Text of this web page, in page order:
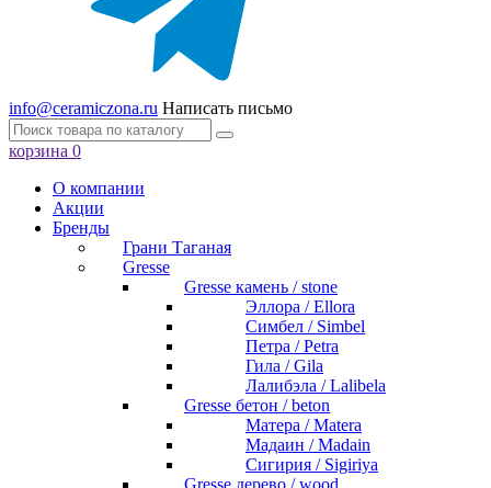
info@ceramiczona.ru Написать письмо
корзина 0
О компании
Акции
Бренды
Грани Таганая
Gresse
Gresse камень / stone
Эллора / Ellora
Симбел / Simbel
Петра / Petra
Гила / Gila
Лалибэла / Lalibela
Gresse бетон / beton
Матера / Matera
Мадаин / Madain
Сигирия / Sigiriya
Gresse дерево / wood